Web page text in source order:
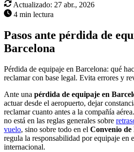
Actualizado: 27 abr., 2026
4 min lectura
Pasos ante pérdida de
Barcelona
Pérdida de equipaje en Barcelona: qué
reclamar con base legal. Evita errores y
Ante una pérdida de equipaje en
actuar desde el aeropuerto, dejar
reclamar cuanto antes a la compañía
no está en las reglas generales sobre
vuelo, sino sobre todo en el Convenio de
regula la responsabilidad por equipaje en
internacional.